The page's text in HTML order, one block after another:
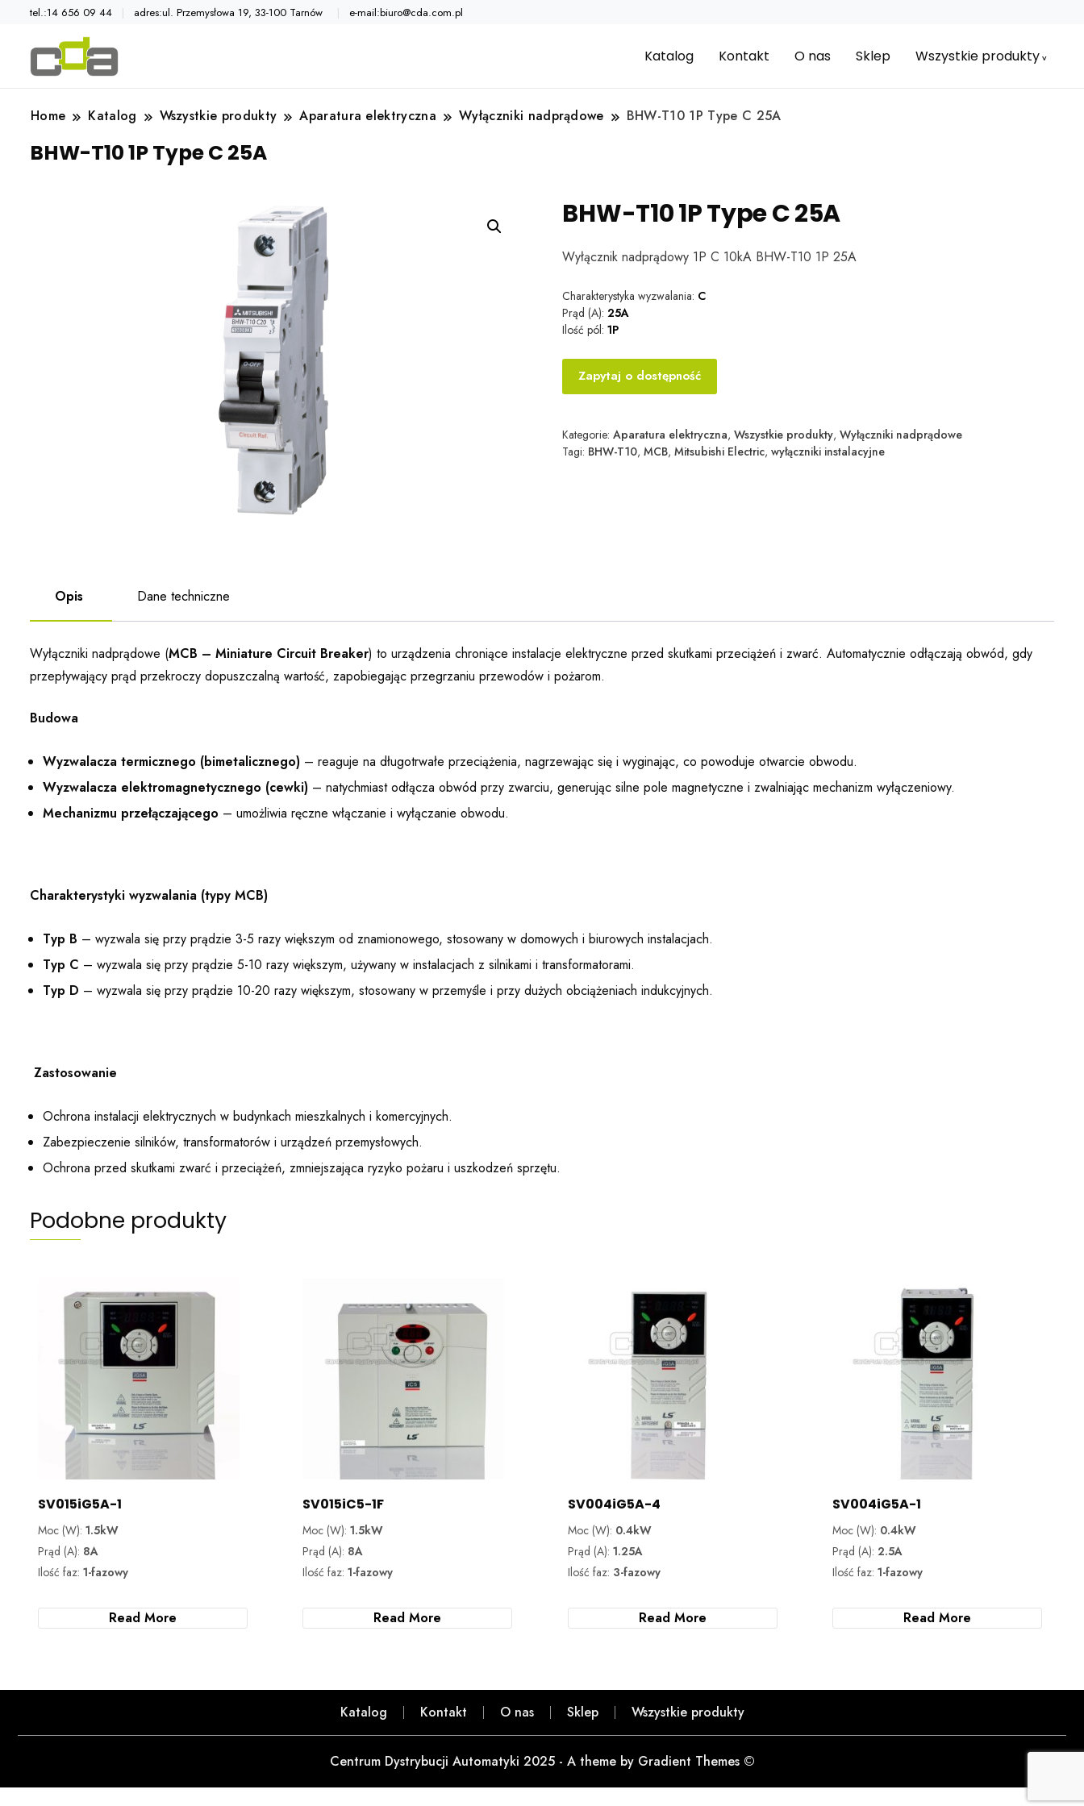
tel.:14 656 09 44 adres:ul. Przemysłowa 19, 33-100 Tarnów e-mail:biuro@cda.com.pl
Katalog Kontakt O nas Sklep Wszystkie produkty
Home Katalog Wszystkie produkty Aparatura elektryczna Wyłączniki nadprądowe BHW-T10 1P Type C 25A
BHW-T10 1P Type C 25A
BHW-T10 1P Type C 25A
Wyłącznik nadprądowy 1P C 10kA BHW-T10 1P 25A
Charakterystyka wyzwalania: C
Prąd (A): 25A
Ilość pól: 1P
Zapytaj o dostępność
Kategorie:Aparatura elektryczna,Wszystkie produkty,Wyłączniki nadprądowe
Tagi: BHW-T10,MCB,Mitsubishi Electric,wyłączniki instalacyjne
Opis Dane techniczne
Wyłączniki nadprądowe (MCB – Miniature Circuit Breaker) to urządzenia chroniące instalacje elektryczne przed skutkami przeciążeń i zwarć. Automatycznie odłączają obwód, gdy
przepływający prąd przekroczy dopuszczalną wartość, zapobiegając przegrzaniu przewodów i pożarom.
Budowa
Wyzwalacza termicznego (bimetalicznego) – reaguje na długotrwałe przeciążenia, nagrzewając się i wyginając, co powoduje otwarcie obwodu.
Wyzwalacza elektromagnetycznego (cewki) – natychmiast odłącza obwód przy zwarciu, generując silne pole magnetyczne i zwalniając mechanizm wyłączeniowy.
Mechanizmu przełączającego – umożliwia ręczne włączanie i wyłączanie obwodu.
Charakterystyki wyzwalania (typy MCB)
Typ B – wyzwala się przy prądzie 3-5 razy większym od znamionowego, stosowany w domowych i biurowych instalacjach.
Typ C – wyzwala się przy prądzie 5-10 razy większym, używany w instalacjach z silnikami i transformatorami.
Typ D – wyzwala się przy prądzie 10-20 razy większym, stosowany w przemyśle i przy dużych obciążeniach indukcyjnych.
Zastosowanie
Ochrona instalacji elektrycznych w budynkach mieszkalnych i komercyjnych.
Zabezpieczenie silników, transformatorów i urządzeń przemysłowych.
Ochrona przed skutkami zwarć i przeciążeń, zmniejszająca ryzyko pożaru i uszkodzeń sprzętu.
Podobne produkty
SV015iG5A-1
Moc (W): 1.5kW
Prąd (A): 8A
Ilość faz: 1-fazowy
Read More
SV015iC5-1F
Moc (W):1.5kW
Prąd (A): 8A
Ilość faz:1-fazowy
Read More
SV004iG5A-4
Moc (W): 0.4kW
Prąd (A): 1.25A
Ilość faz: 3-fazowy
Read More
SV004iG5A-1
Moc (W): 0.4kW
Prąd (A): 2.5A
Ilość faz: 1-fazowy
Read More
Katalog Kontakt O nas Sklep Wszystkie produkty
Centrum Dystrybucji Automatyki 2025 - A theme by Gradient Themes ©